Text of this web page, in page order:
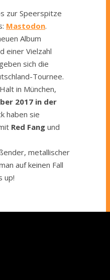
zur Speerspitze
Mastodon.
Album
einer Vielzahl
sich die
Tournee.
in München,
2017 in der
haben sie
Red Fang und
metallischer
auf keinen Fall
up!